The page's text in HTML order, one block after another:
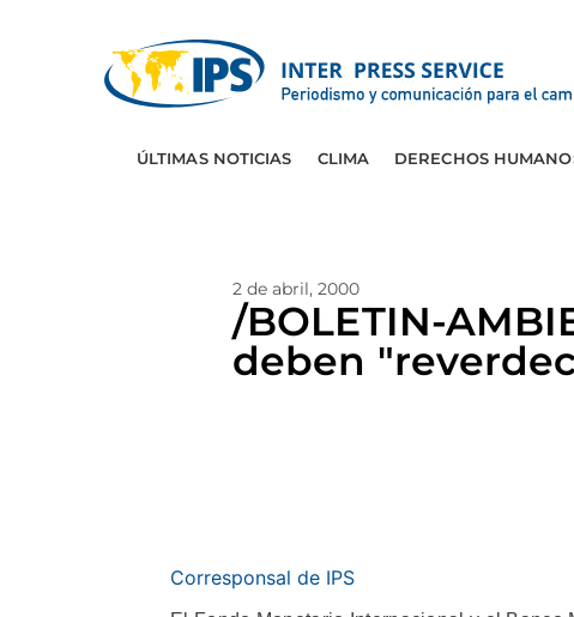
ÚLTIMAS NOTICIAS CLIMA DERECHOS
2 de abril, 2000
/BOLETIN-
deben
Corresponsal de IPS